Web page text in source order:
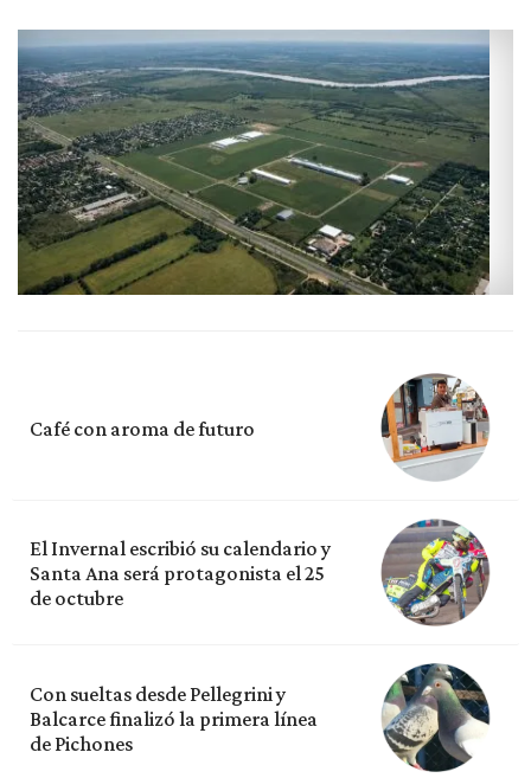
Café con aroma de futuro
El Invernal escribió su calendario y
Santa Ana será protagonista el 25
de octubre
Con sueltas desde Pellegrini y
Balcarce finalizó la primera línea
de Pichones